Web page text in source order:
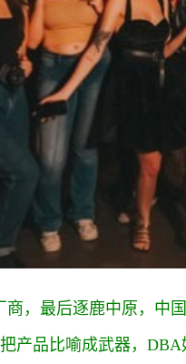
商，最后逐鹿中原，中
产品比喻成武器，